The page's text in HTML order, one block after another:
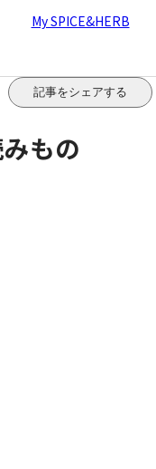
My SPICE&HERB
記事をシェアする
もの